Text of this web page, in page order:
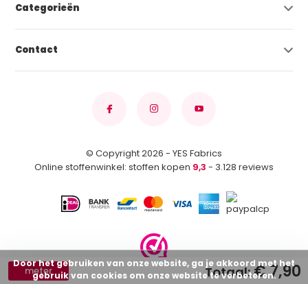
meter Totaal:€ 7,90
Categorieën
Contact
© Copyright 2026 - YES Fabrics
Online stoffenwinkel: stoffen kopen 9,3 - 3.128 reviews
Door het gebruiken van onze website, ga je akkoord met het
gebruik van cookies om onze website te verbeteren.